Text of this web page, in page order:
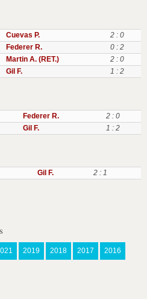
Cuevas P.
2 : 0
Federer R.
0 : 2
Martin A. (RET.)
2 : 0
Gil F. 1 : 2
Federer R.
2 : 0
Gil F. 1 : 2
Gil F. 2 : 1
2019 2018 2017 2016